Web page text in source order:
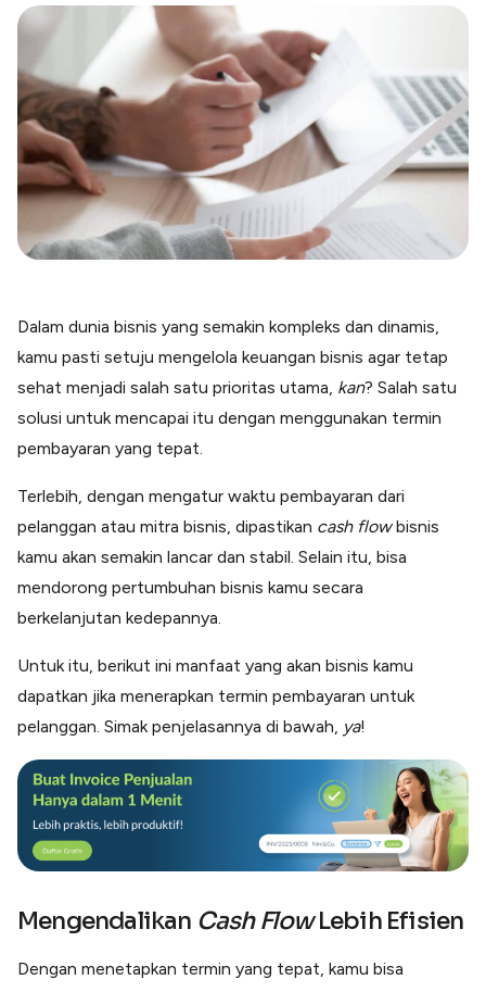
Paper XB
Bayar luar negeri pakai kartu kredit
Kartu Kredit Bisnis
Satu kartu untuk bisnis & personal
Paper Horizon
Kartu korporat expense terlengkap
Kelola Pembayaran Termin Proyek
Health & Beauty
Terima Pembayaran Instan Dan CC
Lainnya
Open API
Integrasi sistem bisnis dengan API
Pencatatan Laporan Keuangan Gratis
Integrasi Accurate
Blog
Kumpulan tips dan informasi bisnis
Dalam dunia bisnis yang semakin kompleks dan dinamis,
kamu pasti setuju mengelola keuangan bisnis agar tetap
sehat menjadi salah satu prioritas utama, kan? Salah satu
solusi untuk mencapai itu dengan menggunakan termin
pembayaran yang tepat.
Terlebih, dengan mengatur waktu pembayaran dari
pelanggan atau mitra bisnis, dipastikan cash flowbisnis
kamu akan semakin lancar dan stabil. Selain itu, bisa
mendorong pertumbuhan bisnis kamu secara
berkelanjutan kedepannya.
Untuk itu, berikut ini manfaat yang akan bisnis kamu
dapatkan jika menerapkan termin pembayaran untuk
pelanggan. Simak penjelasannya di bawah, ya!
Mengendalikan Cash FlowLebih Efisien
Dengan menetapkan termin yang tepat, kamu bisa